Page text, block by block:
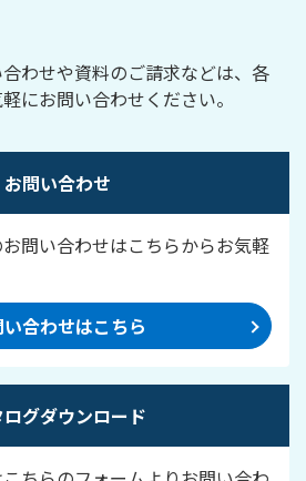
わせや資料のご請求などは、各
にお問い合わせください。
お問い合わせ
問い合わせはこちらからお気軽
合わせはこちら
ログダウンロード